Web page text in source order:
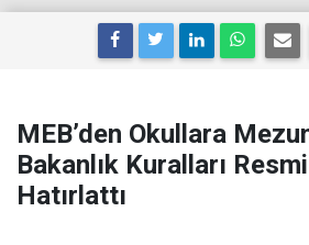
MEB’den Okullara
Bakanlık Kuralları
Hatırlattı